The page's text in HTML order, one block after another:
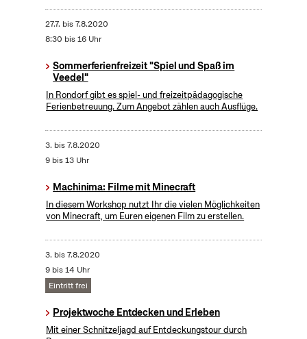
27.7. bis7.8.2020
8:30 bis 16 Uhr
Sommerferienfreizeit "Spiel und Spaß im
Veedel"
In Rondorf gibt es spiel- und freizeitpädagogische
Ferienbetreuung. Zum Angebot zählen auch Ausflüge.
3. bis7.8.2020
9 bis 13 Uhr
Machinima: Filme mit Minecraft
In diesem Workshop nutzt Ihr die vielen Möglichkeiten
von Minecraft, um Euren eigenen Film zu erstellen.
3. bis7.8.2020
9 bis 14 Uhr
Eintritt frei
Projektwoche Entdecken und Erleben
Mit einer Schnitzeljagd auf Entdeckungstour durch